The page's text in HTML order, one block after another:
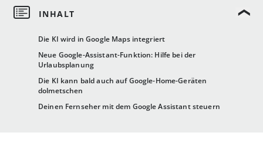
Die KI wird in Google Maps integriert
Neue Google-Assistant-Funktion: Hilfe bei der
Urlaubsplanung
Die KI kann bald auch auf Google-Home-Geräten
dolmetschen
Deinen Fernseher mit dem Google Assistant steuern